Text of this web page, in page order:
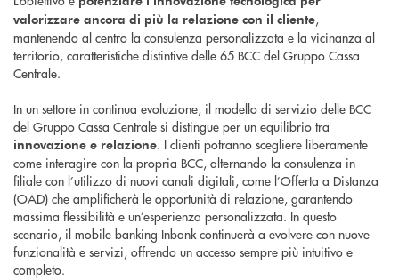
valorizzare ancora di più la relazione con il cliente,
mantenendo al centro la consulenza personalizzata e la vicinanza al
territorio, caratteristiche distintive delle 65 BCC del Gruppo Cassa
Centrale.
In un settore in continua evoluzione, il modello di servizio delle BCC
del Gruppo Cassa Centrale si distingue per un equilibrio tra
innovazione e relazione. I clienti potranno scegliere liberamente
come interagire con la propria BCC, alternando la consulenza in
filiale con l’utilizzo di nuovi canali digitali, come l’Offerta a Distanza
(OAD) che amplificherà le opportunità di relazione, garantendo
massima flessibilità e un’esperienza personalizzata. In questo
scenario, il mobile banking Inbank continuerà a evolvere con nuove
funzionalità e servizi, offrendo un accesso sempre più intuitivo e
completo.